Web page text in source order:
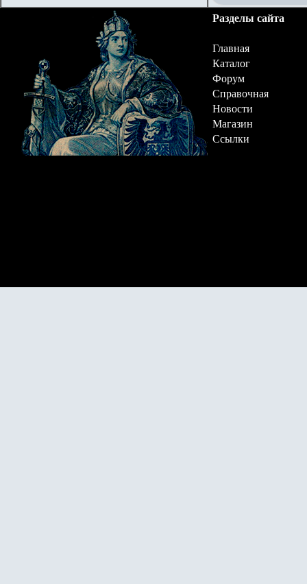
Разделы сайта
Главная
Каталог
Форум
Справочная
Новости
Магазин
Ссылки